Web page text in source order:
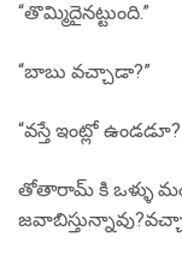
“తొమ్మిదైనట్టుంది.”
“బాబు వచ్చాడా?”
“వస్తే ఇంట్లో
తోతారామ్ కి ఒళ్ళు